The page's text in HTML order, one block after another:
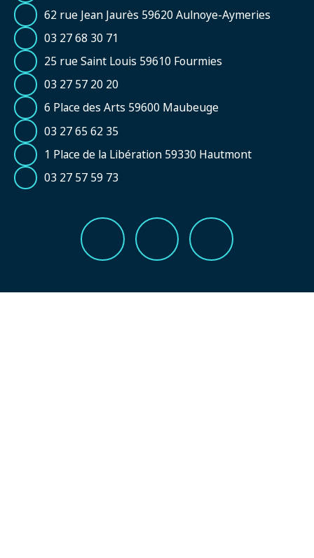
62 rue Jean Jaurès 59620 Aulnoye-Aymeries
03 27 68 30 71
25 rue Saint Louis 59610 Fourmies
03 27 57 20 20
6 Place des Arts 59600 Maubeuge
03 27 65 62 35
1 Place de la Libération 59330 Hautmont
03 27 57 59 73